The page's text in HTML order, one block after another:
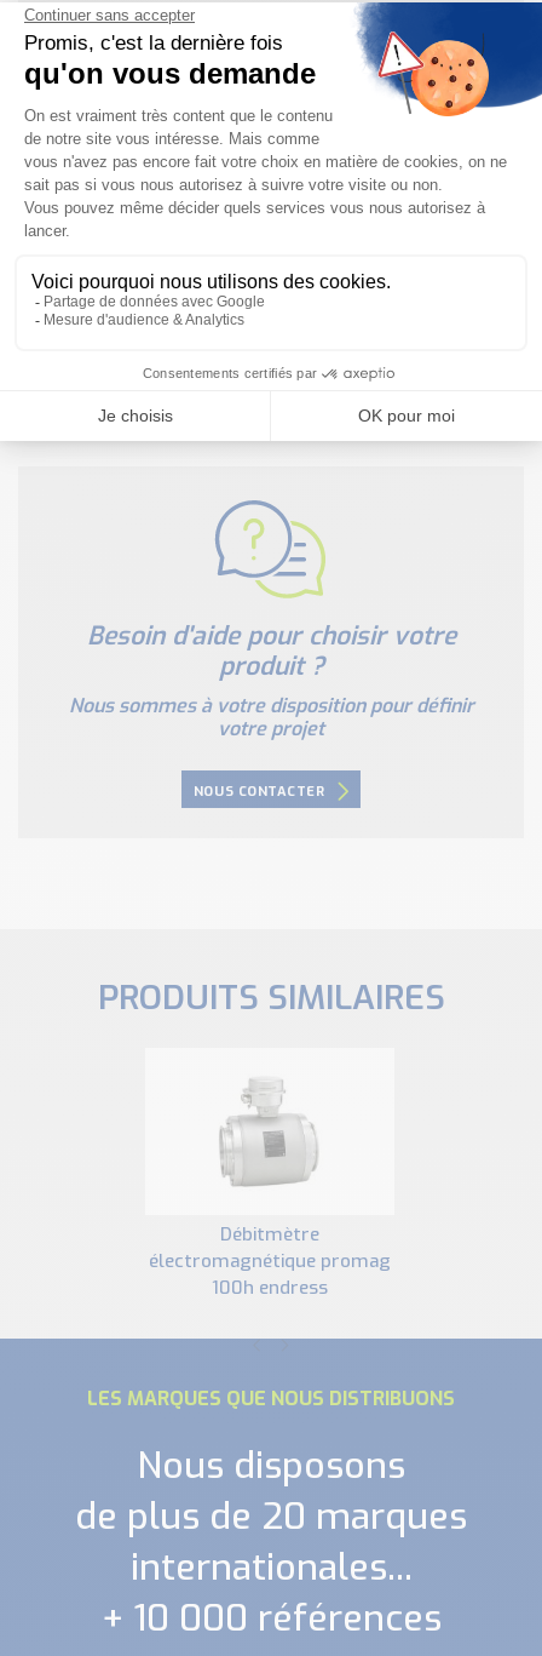
Fonctionnement de l’IO-Link
Les Débitmètres Électromagnétiques
Et si vous avez encore un doute sur quel débitmètre vous
souhaitez utiliser dans votre Application ?
Choisir son Débitmètre : Lequel est le plus adapté à
mon Application ?
Besoin d'informations complémentaires ?
Besoin d'aide pour choisir votre
produit ?
Nous sommes à votre disposition pour définir
votre projet
NOUS CONTACTER
PRODUITS SIMILAIRES
débitmètre
électromagnétique promag
100h endress
LES MARQUES QUE NOUS DISTRIBUONS
Nous disposons
de plus de 20 marques
internationales...
+ 10 000 références